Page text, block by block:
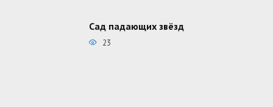
Сад падающих звёзд
23